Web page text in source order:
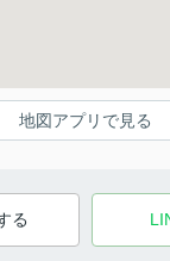
地図アプリで見る
る